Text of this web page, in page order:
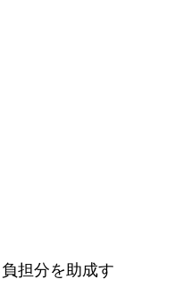
担分を助成す